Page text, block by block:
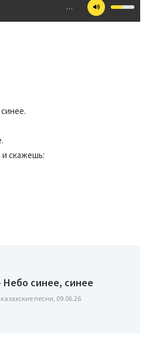
…
скажешь:
Небо синее, синее
песни, 09.06.26